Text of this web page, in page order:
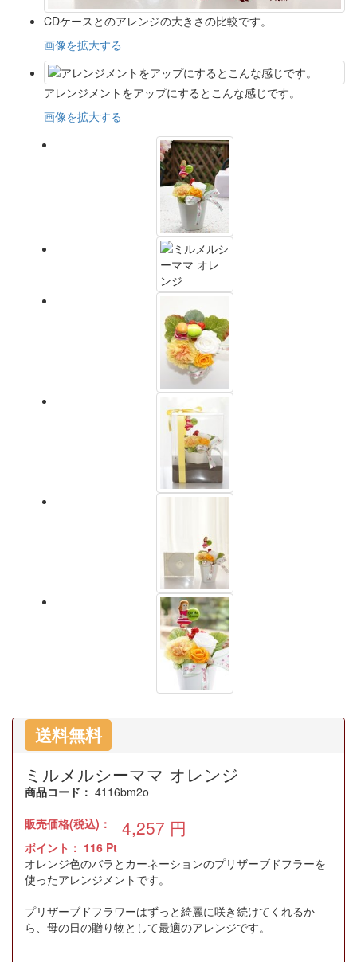
CDケースとのアレンジの大きさの比較です。
画像を拡大する
アレンジメントをアップにするとこんな感じです。
画像を拡大する
送料無料
ミルメルシーママ オレンジ
商品コード： 4116bm2o
販売価格(税込)： 4,257 円
ポイント： 116 Pt
オレンジ色のバラとカーネーションのプリザーブドフラーを
使ったアレンジメントです。
プリザーブドフラワーはずっと綺麗に咲き続けてくれるか
ら、母の日の贈り物として最適のアレンジです。